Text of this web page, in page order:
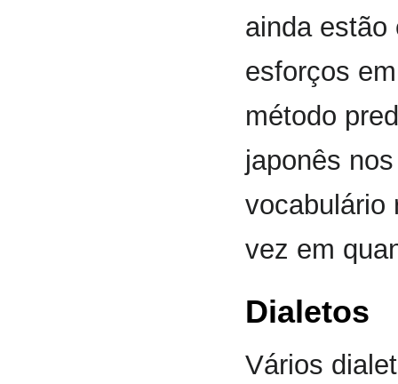
ainda
esforços
método
japonês
vez em
Dialetos
Vários